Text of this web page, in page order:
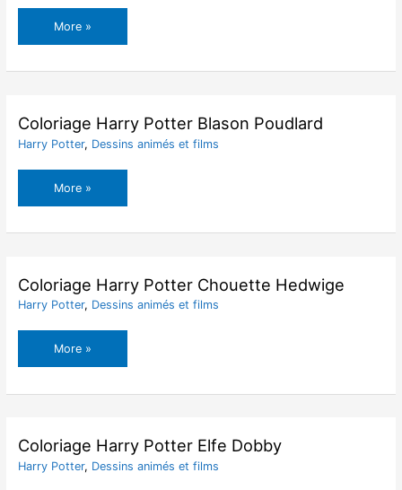
Coloriage
Harry
More »
Coloriage Harry Potter Blason Poudlard
Harry Potter, Dessins animés et films
Coloriage
Harry
More »
Coloriage Harry Potter Chouette Hedwige
Harry Potter, Dessins animés et films
Coloriage
Harry
More »
Coloriage Harry Potter Elfe Dobby
Harry Potter, Dessins animés et films